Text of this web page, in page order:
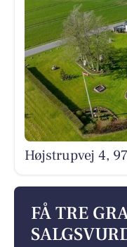
Højstrupvej 4,
FÅ TRE